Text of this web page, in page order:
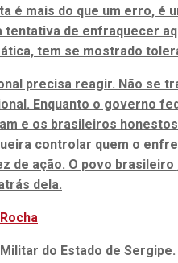
é mais do que um erro, é
tentativa de enfraquecer
tem se mostrado
precisa reagir. Não se
Enquanto o governo
e os brasileiros
controlar quem o
de ação. O povo
dela.
do Estado de Sergipe.